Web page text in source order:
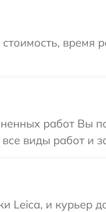
время
работ Вы
виды работ и
Leica, и курьер